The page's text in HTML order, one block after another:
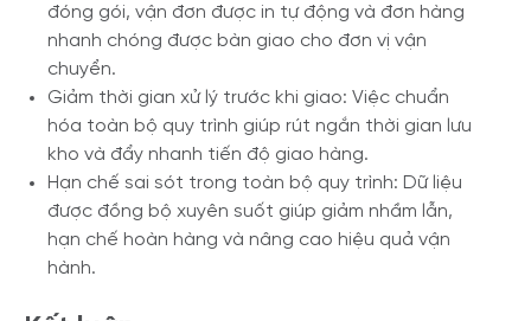
đóng gói, vận đơn được in tự động và đơn hàng
nhanh chóng được bàn giao cho đơn vị vận
chuyển.
Giảm thời gian xử lý trước khi giao: Việc chuẩn
hóa toàn bộ quy trình giúp rút ngắn thời gian lưu
kho và đẩy nhanh tiến độ giao hàng.
Hạn chế sai sót trong toàn bộ quy trình: Dữ liệu
được đồng bộ xuyên suốt giúp giảm nhầm lẫn,
hạn chế hoàn hàng và nâng cao hiệu quả vận
hành.